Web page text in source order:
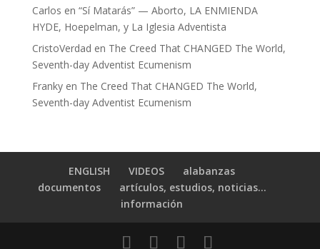
Carlos en “Sí Matarás” — Aborto, LA ENMIENDA
HYDE, Hoepelman, y La Iglesia Adventista
CristoVerdad en The Creed That CHANGED The World,
Seventh-day Adventist Ecumenism
Frankyen The Creed That CHANGED The World,
Seventh-day Adventist Ecumenism
ENGLISH VIDEOS
alabanzas
documentos
artículos, estudios, noticias…
información